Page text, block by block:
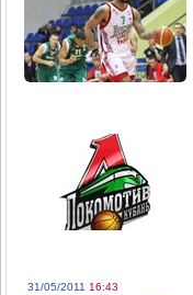
31/05/2011 16:43